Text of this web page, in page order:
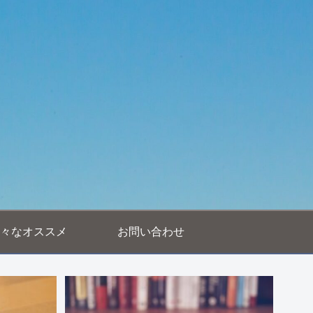
なオススメ お問い合わせ